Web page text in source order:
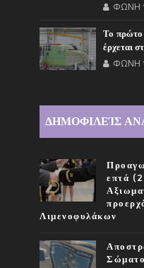
ΦΩΝΗ
Το πρώτο
έρχεται
ΦΩΝΗ
ΔΗΜΟΦΙΛΕΊΣ
επτά
Λιμενοφυλάκων